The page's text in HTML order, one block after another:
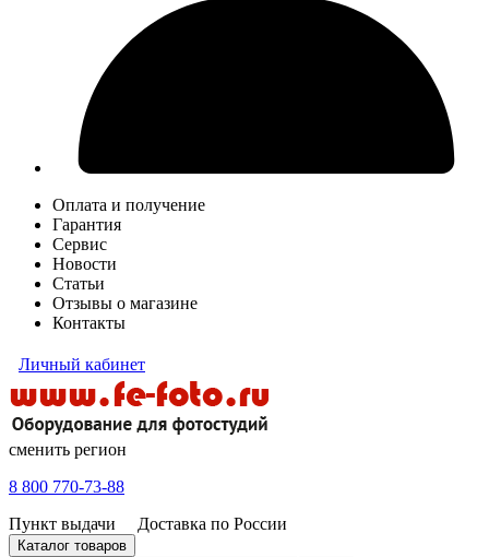
Оплата и получение
Гарантия
Сервис
Новости
Статьи
Отзывы о магазине
Контакты
Личный кабинет
сменить регион
8 800 770-73-88
Пункт выдачи
Доставка по России
Каталог товаров